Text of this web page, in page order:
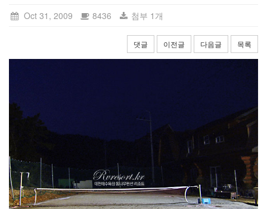
Oct 31, 2009 8436 첨부 1개
댓글 이전글 다음글 목록